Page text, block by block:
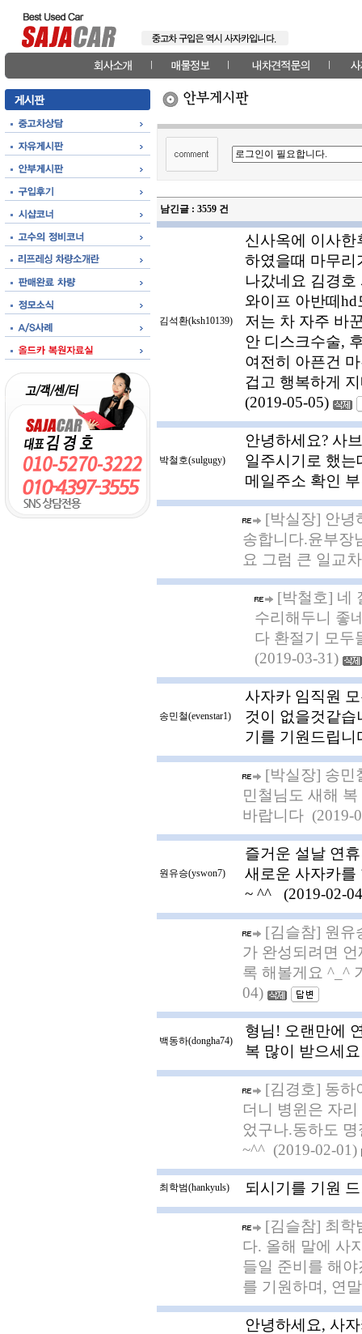
남긴글 : 3559 건
김석환(ksh10139)
신사옥에 이사
하였을때 마무리
나갔네요 김경
와이프 아반떼
저는 차 자주 바
안 디스크수술,
여전히 아픈건
겁고 행복하게
(2019-05-05)
박철호(sulgugy)
안녕하세요? 사
일주시기로 했는
메일주소 확인
[박실장] 안녕
송합니다.윤부장
요 그럼 큰 일교
[박철호] 네
수리해두니 좋
다 환절기 모두
(2019-03-31)
송민철(evenstar1)
사자카 임직원
것이 없을것같습
기를 기원드립
[박실장] 송민
민철님도 새해
바랍니다 (2019-
원유승(yswon7)
즐거운 설날 연
새로운 사자카를
~ ^^ (2019-02-
[김슬참] 원유
가 완성되려면
록 해볼게요 ^_^
04)
백동하(dongha74)
형님! 오랜만에
복 많이 받으세
[김경호] 동하
더니 병윈은 자
었구나.동하도
~^^ (2019-02-01)
최학범(hankyuls) 되시기를 기원
[김슬참] 최학
다. 올해 말에 사
들일 준비를 해
를 기원하며, 연
안녕하세요, 사